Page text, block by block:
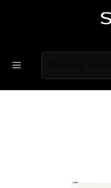
Inicio
Perfume Jeremy